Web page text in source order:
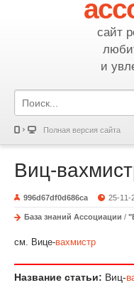
сайт
и
Полная версия сайта
Виц-
996d67df0d686ca 25-11-
База знаний Ассоциации /
см. Вице-вахмистр
Название статьи: Виц-